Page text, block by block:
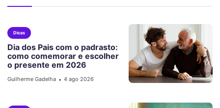
Dicas
Dia dos Pais com o padrasto:
como comemorar e escolher
o presente em 2026
Guilherme Gadelha • 4 ago 2026